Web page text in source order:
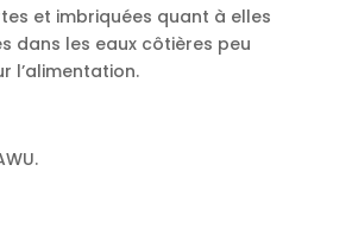
et imbriquées quant à elles
dans les eaux côtières peu
l’alimentation.